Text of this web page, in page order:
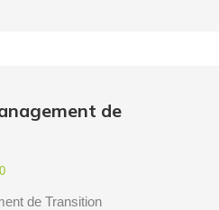
de
de Transition